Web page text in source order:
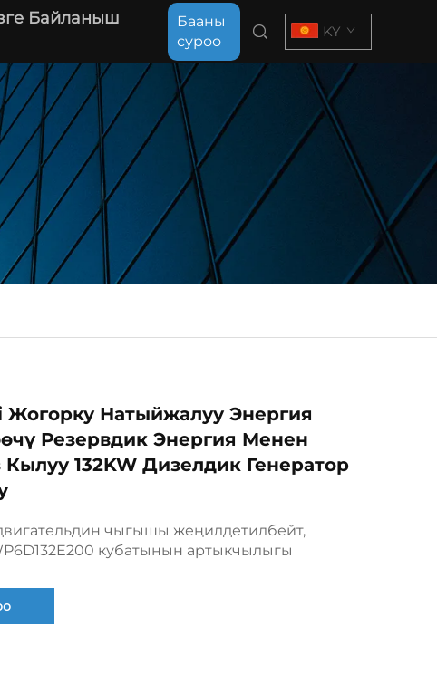
Байланыш
Бааны
суроо
KY
Жогорку Натыйжалуу Энергия
Резервдик Энергия Менен
132KW Дизелдик Генератор
чыгышы жеңилдетилбейт,
кубатынын артыкчылыгы